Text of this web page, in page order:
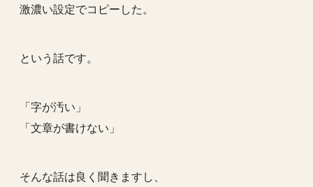
激濃い設定でコピーした。
という話です。
「字が汚い」
「文章が書けない」
そんな話は良く聞きますし、